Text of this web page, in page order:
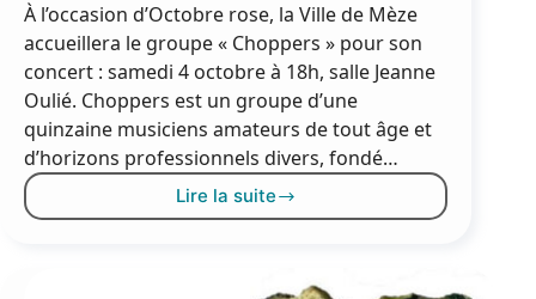
À l’occasion d’Octobre rose, la Ville de Mèze
accueillera le groupe « Choppers » pour son
concert : samedi 4 octobre à 18h, salle Jeanne
Oulié. Choppers est un groupe d’une
quinzaine musiciens amateurs de tout âge et
d’horizons professionnels divers, fondé…
Lire la suite
Les
concert